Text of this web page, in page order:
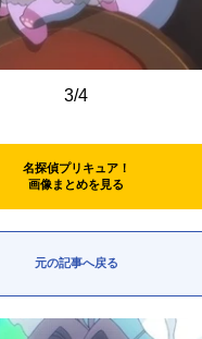
3/4
名探偵プリキュア！
画像まとめを見る
元の記事へ戻る